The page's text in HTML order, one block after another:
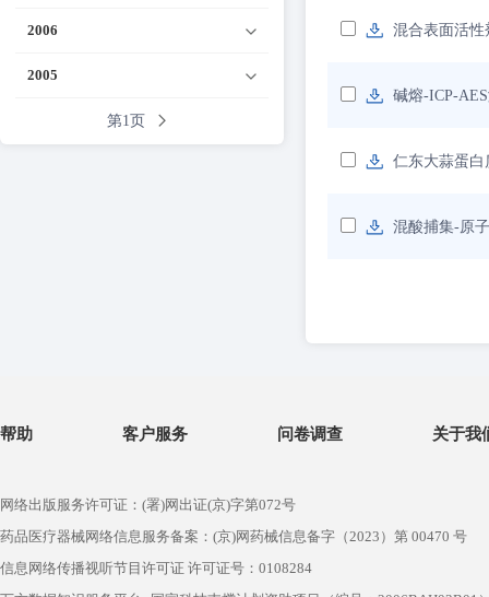
2006
2005
第1页
混合表面活性
碱熔-ICP-
仁东大蒜蛋白
混酸捕集-原
帮助 客户服务 问卷调查 关于我
网络出版服务许可证：(署)网出证(京)字第072号
药品医疗器械网络信息服务备案：(京)网药械信息备字（2023）第 00470 号
信息网络传播视听节目许可证 许可证号：0108284